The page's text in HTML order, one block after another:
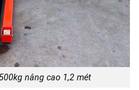
nâng cao 1,2 mét